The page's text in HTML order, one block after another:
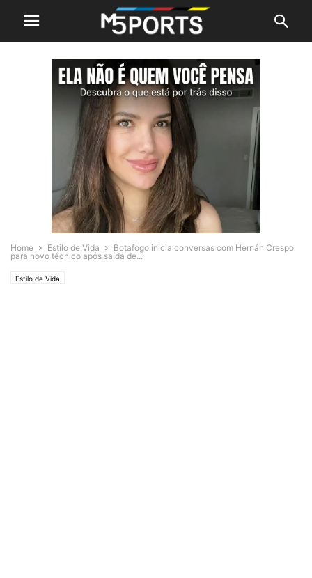
Home Estilo de Vida
Botafogo inicia conversas com Hernán Crespo
para novo técnico após saída de...
Estilo de Vida